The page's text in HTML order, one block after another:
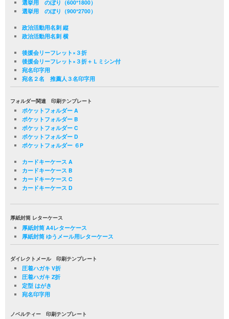
選挙用 のぼり（600*1800）
選挙用 のぼり（900*2700）
政治活動用名刺 縦
政治活動用名刺 横
後援会リーフレット×３折
後援会リーフレット×３折＋Ｌミシン付
宛名印字用
宛名２名 推薦人３名印字用
フォルダー関連 印刷テンプレート
ポケットフォルダー A
ポケットフォルダー B
ポケットフォルダー C
ポケットフォルダー D
ポケットフォルダー ６P
カードキーケース A
カードキーケース B
カードキーケース C
カードキーケース D
厚紙封筒 レターケース
厚紙封筒 A4レターケース
厚紙封筒 ゆうメール用レターケース
ダイレクトメール 印刷テンプレート
圧着ハガキ V折
圧着ハガキ Z折
定型 はがき
宛名印字用
ノベルティー 印刷テンプレート